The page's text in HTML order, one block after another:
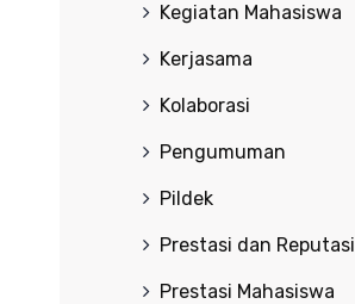
Kegiatan Mahasiswa
Kerjasama
Kolaborasi
Pengumuman
Pildek
Prestasi dan Reputasi
Prestasi Mahasiswa